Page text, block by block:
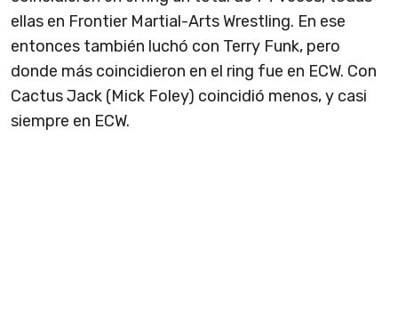
ellas en Frontier Martial-Arts Wrestling. En ese
entonces también luchó con Terry Funk, pero
donde más coincidieron en el ring fue en ECW. Con
Cactus Jack (Mick Foley) coincidió menos, y casi
siempre en ECW.